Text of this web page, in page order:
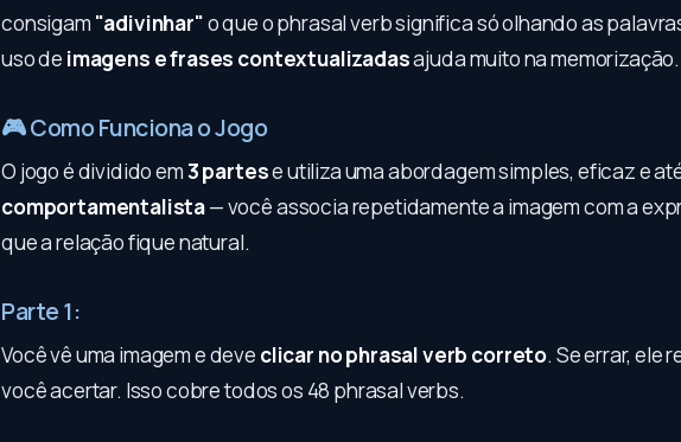
consigam "adivinhar"o que o phrasal verb significa só olhando as
uso de imagens e frases contextualizadasajuda muito na memorização.
🎮 Como Funciona o Jogo
O jogo é dividido em3 partese utiliza uma abordagem simples, eficaz e
comportamentalista— você associa repetidamente a imagem com a
que a relação fique natural.
Parte 1:
Você vê uma imagem e deve clicar no phrasal verb correto. Se errar, ele
você acertar. Isso cobre todos os 48 phrasal verbs.